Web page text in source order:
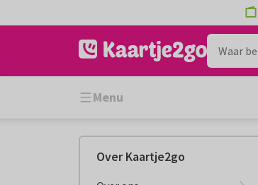
naar
naar
Menu
Over Kaartje2go